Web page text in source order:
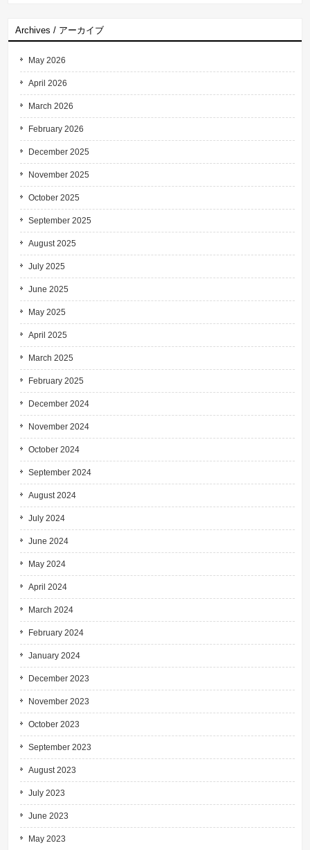
Archives / アーカイブ
May 2026
April 2026
March 2026
February 2026
December 2025
November 2025
October 2025
September 2025
August 2025
July 2025
June 2025
May 2025
April 2025
March 2025
February 2025
December 2024
November 2024
October 2024
September 2024
August 2024
July 2024
June 2024
May 2024
April 2024
March 2024
February 2024
January 2024
December 2023
November 2023
October 2023
September 2023
August 2023
July 2023
June 2023
May 2023